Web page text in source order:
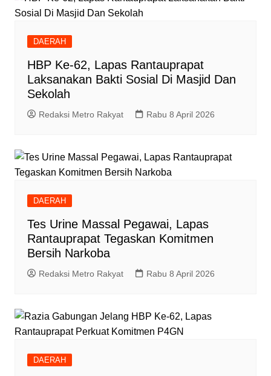
DAERAH
HBP Ke-62, Lapas Rantauprapat
Laksanakan Bakti Sosial Di Masjid Dan
Sekolah
Redaksi Metro Rakyat Rabu 8 April 2026
DAERAH
Tes Urine Massal Pegawai, Lapas
Rantauprapat Tegaskan Komitmen
Bersih Narkoba
Redaksi Metro Rakyat Rabu 8 April 2026
DAERAH